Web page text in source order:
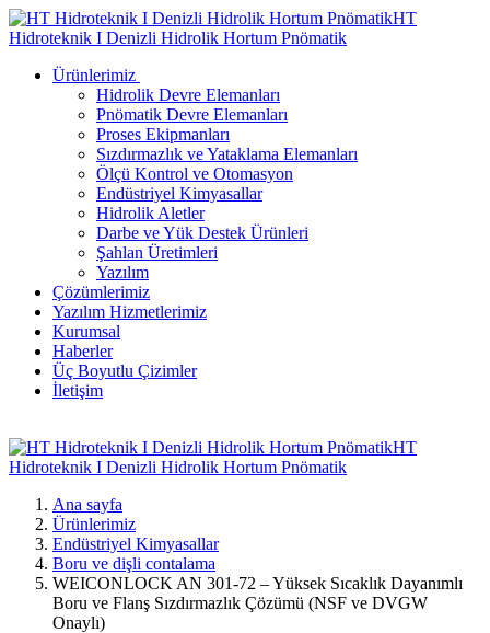
HT
Hidroteknik I Denizli Hidrolik Hortum Pnömatik
Ürünlerimiz
Hidrolik Devre Elemanları
Pnömatik Devre Elemanları
Proses Ekipmanları
Sızdırmazlık ve Yataklama Elemanları
Ölçü Kontrol ve Otomasyon
Endüstriyel Kimyasallar
Hidrolik Aletler
Darbe ve Yük Destek Ürünleri
Şahlan Üretimleri
Yazılım
Çözümlerimiz
Yazılım Hizmetlerimiz
Kurumsal
Haberler
Üç Boyutlu Çizimler
İletişim
HT
Hidroteknik I Denizli Hidrolik Hortum Pnömatik
Ana sayfa
Ürünlerimiz
Endüstriyel Kimyasallar
Boru ve dişli contalama
WEICONLOCK AN 301-72 – Yüksek Sıcaklık Dayanımlı
Boru ve Flanş Sızdırmazlık Çözümü (NSF ve DVGW
Onaylı)